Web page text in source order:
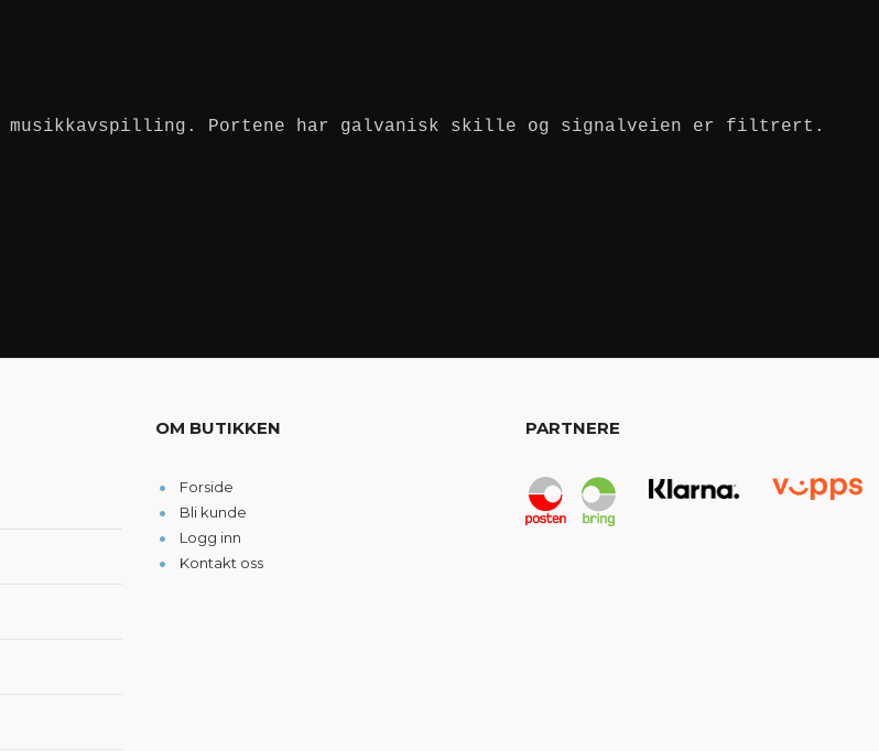
Portene har galvanisk skille og signalveien er filtrert.
OM BUTIKKEN
Forside
Bli kunde
Logg inn
Kontakt oss
PARTNERE